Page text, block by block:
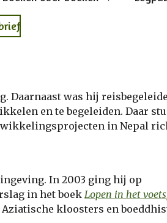
Daarnaast was hij
en te begeleiden. Daar
in Nepal
In 2003 ging hij op
in het boek Lopen in het
Aziatische kloosters en